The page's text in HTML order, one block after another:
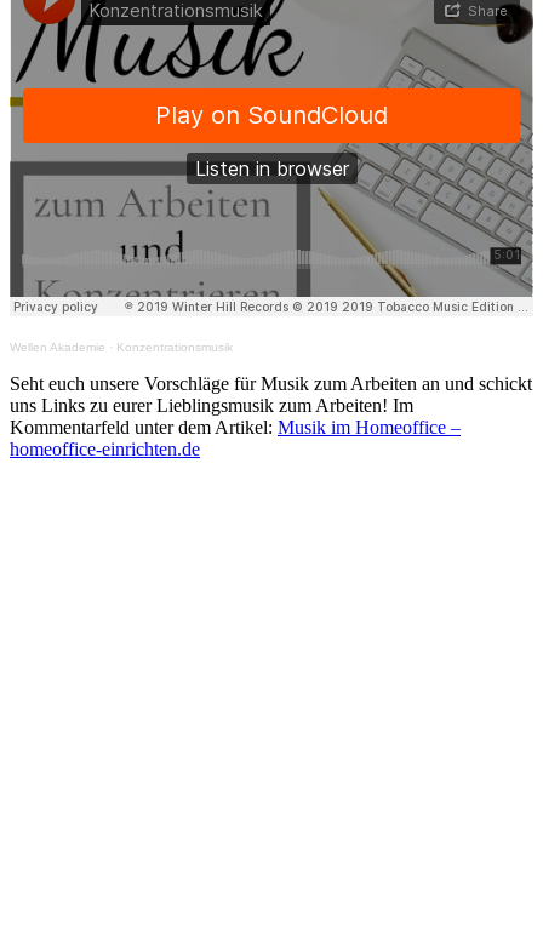
Wellen Akademie · Konzentrationsmusik
Seht euch unsere Vorschläge für Musik zum Arbeiten an und schickt
uns Links zu eurer Lieblingsmusik zum Arbeiten! Im
Kommentarfeld unter dem Artikel: Musik im Homeoffice –
homeoffice-einrichten.de